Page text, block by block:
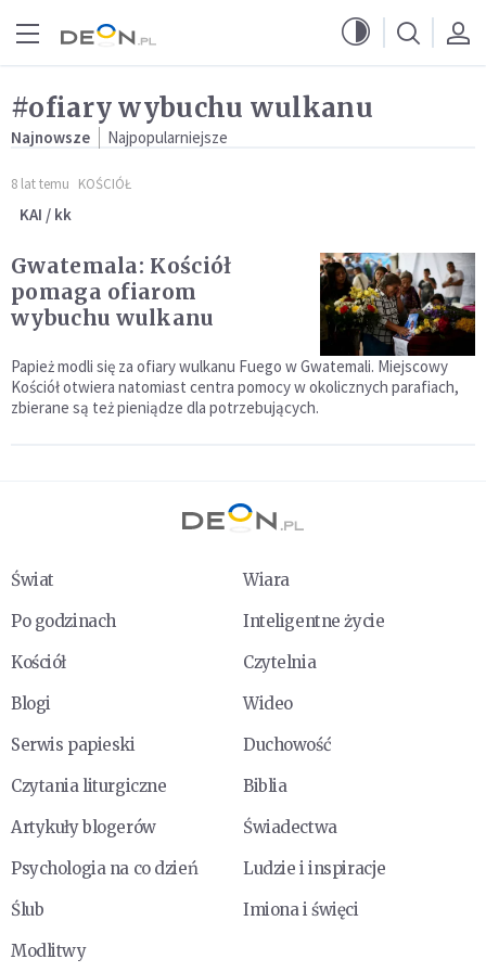
#ofiary wybuchu wulkanu
Najnowsze Najpopularniejsze
8 lat temu KOŚCIÓŁ
KAI / kk
Gwatemala: Kościół
pomaga ofiarom
wybuchu wulkanu
Papież modli się za ofiary wulkanu Fuego w Gwatemali. Miejscowy
Kościół otwiera natomiast centra pomocy w okolicznych parafiach,
zbierane są też pieniądze dla potrzebujących.
Świat
Wiara
Po godzinach
Inteligentne życie
Kościół
Czytelnia
Blogi
Wideo
Serwis papieski
Duchowość
Czytania liturgiczne
Biblia
Artykuły blogerów
Świadectwa
Psychologia na co dzień
Ludzie i inspiracje
Ślub
Imiona i święci
Modlitwy